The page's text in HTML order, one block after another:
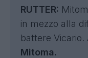
RUTTER:
in mezzo alla
battere Vicario.
Mitoma.